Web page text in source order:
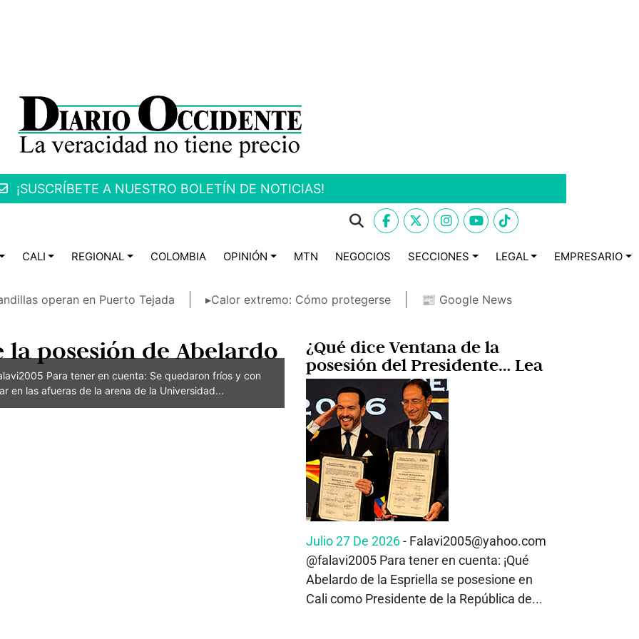
¡SUSCRÍBETE A NUESTRO BOLETÍN DE NOTICIAS!
CALI REGIONAL COLOMBIA OPINIÓN MTN NEGOCIOS SECCIONES LEGAL EMPRESARIO
operan en Puerto Tejada ▸Calor extremo: Cómo protegerse 📰 Google News
la posesión de Abelardo
Para tener en cuenta: Se quedaron fríos y con
en las afueras de la arena de la Universidad...
¿Qué dice Ventana de la
posesión del Presidente… Lea
Julio 27 De 2026- Falavi2005@yahoo.com
@falavi2005 Para tener en cuenta: ¡Qué
Abelardo de la Espriella se posesione en
Cali como Presidente de la República de...